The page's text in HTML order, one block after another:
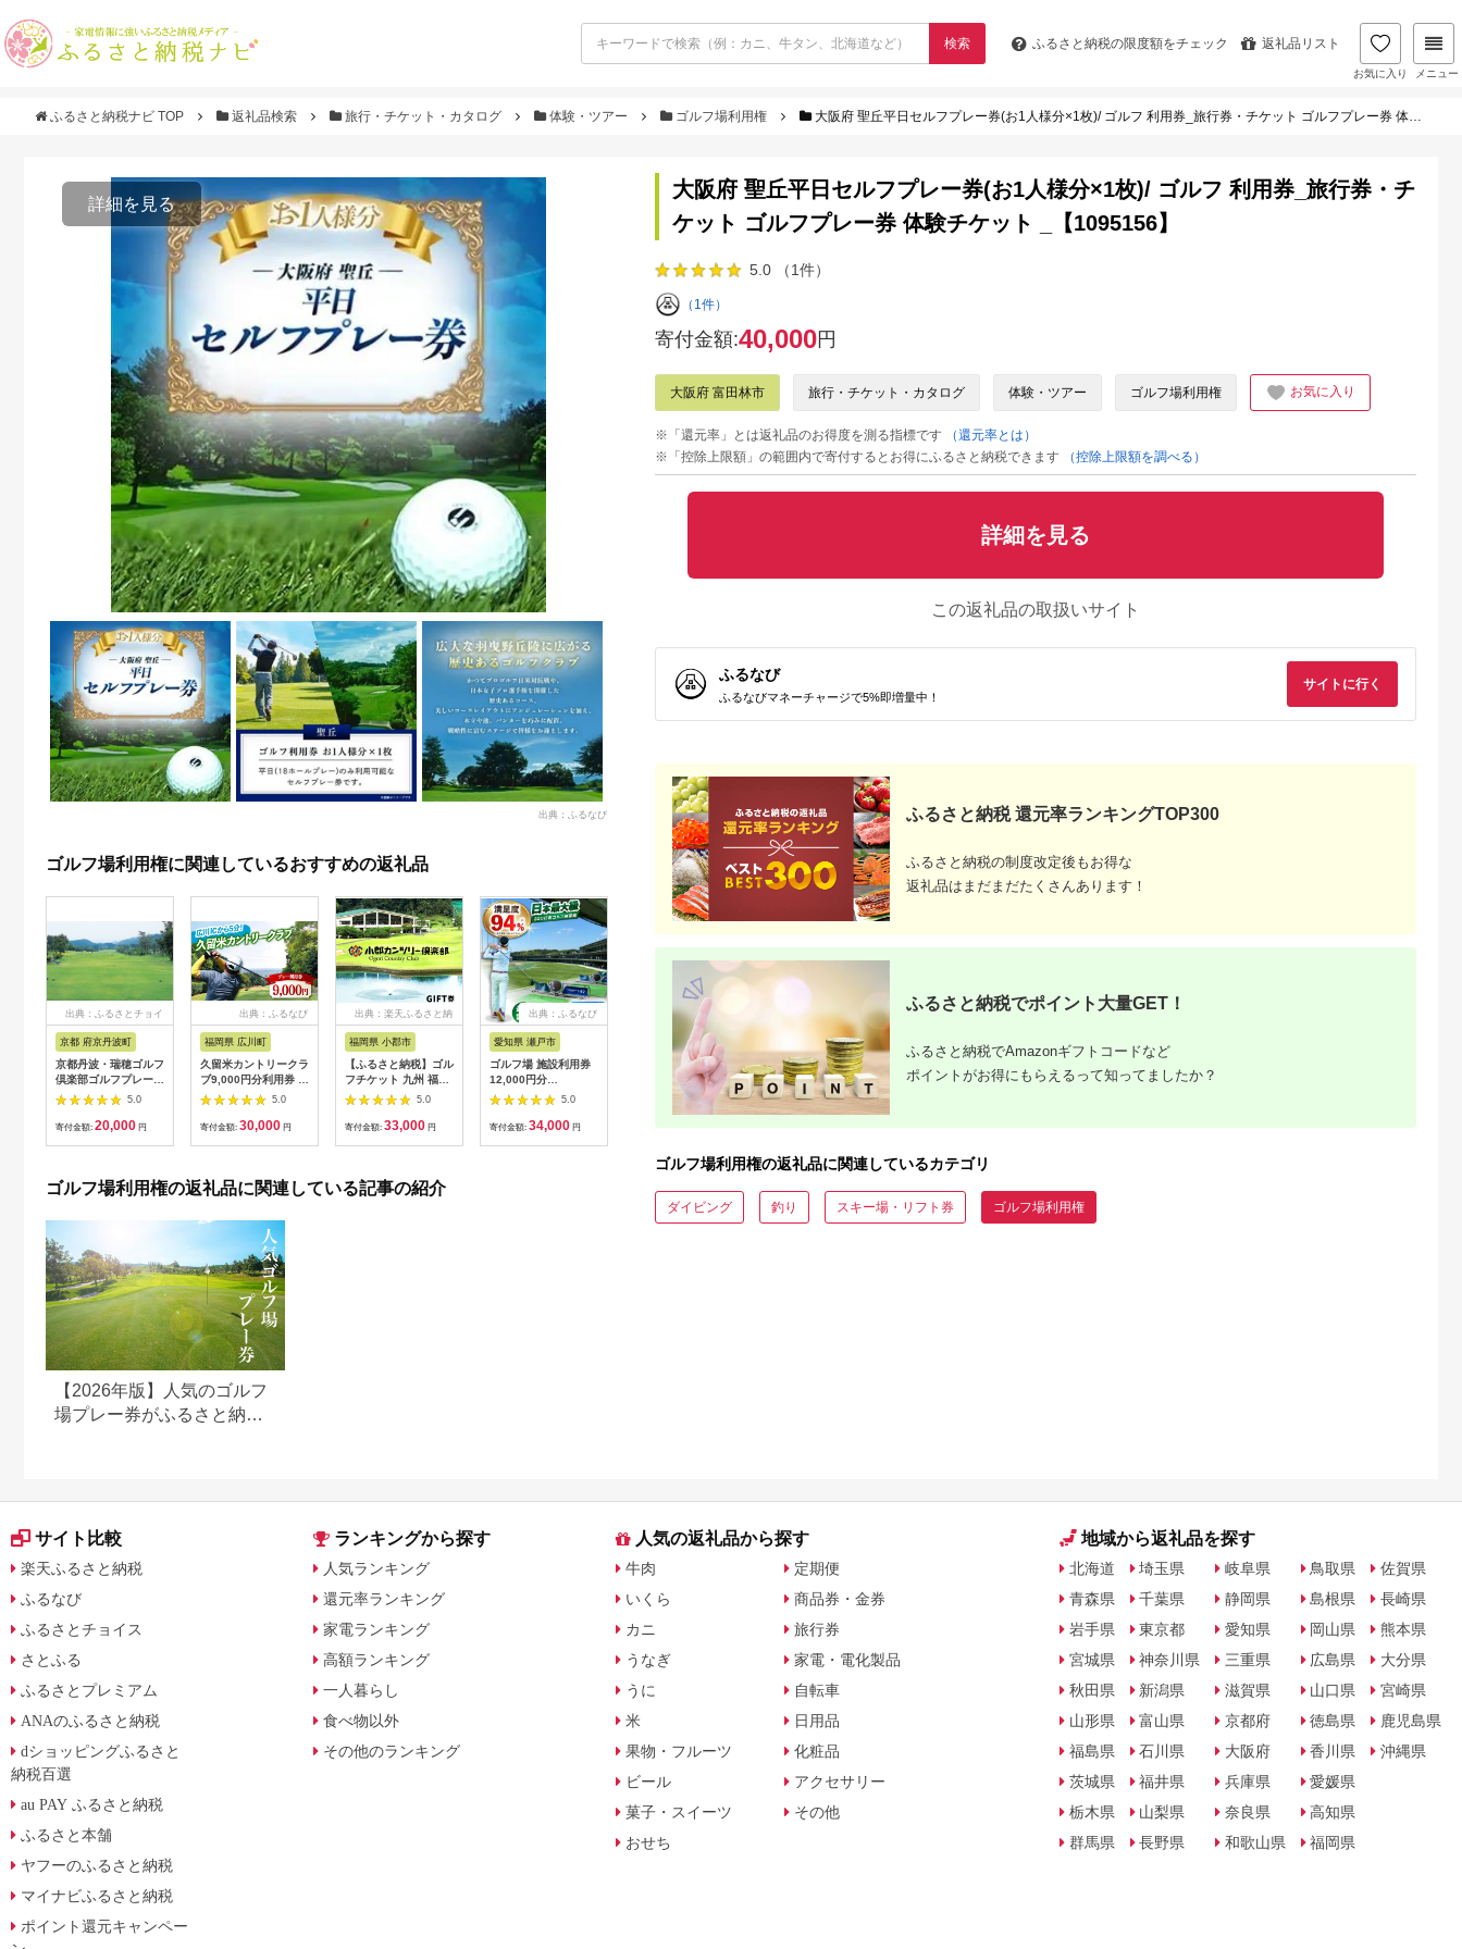
検索 ふるさと納税の限度額をチェック 返礼品リスト
お気に入り メニュー
ふるさと納税ナビ TOP 返礼品検索 旅行・チケット・カタログ 体験・ツアー ゴルフ場利用権 大阪府 聖丘平日セルフプレー券(お1人様分×1枚)/ ゴルフ 利用券_旅行券・チケット ゴルフプレー券 体験チケット _【1095156】
詳細を見る
出典：ふるなび
ゴルフ場利用権に関連しているおすすめの返礼品
出典：ふるさとチョイ
京都 府京丹波町
京都丹波・瑞穂ゴルフ
倶楽部ゴルフプレー利
用券（6,000円分）
5.0
寄付金額: 20,000 円
出典：ふるなび
福岡県 広川町
久留米カントリークラ
ブ9,000円分利用券 /
ゴルフ[AFAD007]
5.0
寄付金額: 30,000 円
出典：楽天ふるさと納
福岡県 小郡市
【ふるさと納税】ゴル
フチケット 九州 福岡
小郡カンツリー倶楽部
ギフト券 9枚 9000円
ゴルフ チケット 商品
5.0
寄付金額: 33,000 円
出典：ふるなび
愛知県 瀬戸市
ゴルフ場 施設利用券
12,000円分
[BBEC002]ゴルフ倶
楽部大樹 瀬戸店
5.0
寄付金額: 34,000 円
出典：ふるさとチョイ
高知県 芸西村
kochi黒潮カントリー
クラブ ご利用券
寄付金額:10,000円
出典：ふるなび
岐阜県 御嵩町
こぶしゴルフ倶楽部
9,000円分
[AVAO003]ゴルフ場
5.0
寄付金額:30,000円
出典：ふるなび
新潟県 新発田市
120,000円分 ゴルフ
寄付金額:400,000円
出典：ふるさとチョイ
ルフ倶楽部 ゴルフ場
寄付金額:50,000円 寄付金額:34,000円 寄付金額:10,000
ゴルフ場利用権の返礼品に関連している記事の紹介
【2026年版】人気のゴルフ
場プレー券がふるさと納税
大阪府 聖丘平日セルフプレー券(お1人様分×1枚)/ ゴルフ 利用券_旅行券・チ
ケット ゴルフプレー券 体験チケット _【1095156】
5.0 （1件）
（1件）
寄付金額:40,000円
大阪府 富田林市 旅行・チケット・カタログ 体験・ツアー ゴルフ場利用権 お気に入り
※「還元率」とは返礼品のお得度を測る指標です
（還元率とは）
※「控除上限額」の範囲内で寄付するとお得にふるさと納税できます
（控除上限額を調べる）
詳細を見る
この返礼品の取扱いサイト
ふるなび
ふるなびマネーチャージで5%即増量中！
サイトに行く
ふるさと納税 還元率ランキングTOP300
ふるさと納税の制度改定後もお得な
返礼品はまだまだたくさんあります！
ふるさと納税でポイント大量GET！
ふるさと納税でAmazonギフトコードなど
ポイントがお得にもらえるって知ってましたか？
ゴルフ場利用権の返礼品に関連しているカテゴリ
ダイビング 釣り スキー場・リフト券 ゴルフ場利用権
サイト比較
楽天ふるさと納税
ふるなび
ふるさとチョイス
さとふる
ふるさとプレミアム
ANAのふるさと納税
dショッピングふるさと
納税百選
au PAY ふるさと納税
ふるさと本舗
ヤフーのふるさと納税
マイナビふるさと納税
ポイント還元キャンペー
ランキングから探す
人気ランキング
還元率ランキング
家電ランキング
高額ランキング
一人暮らし
食べ物以外
その他のランキング
人気の返礼品から探す
牛肉
いくら
カニ
うなぎ
うに
米
果物・フルーツ
ビール
菓子・スイーツ
おせち
定期便
商品券・金券
旅行券
家電・電化製品
自転車
日用品
化粧品
アクセサリー
その他
地域から返礼品を探す
北海道
青森県
岩手県
宮城県
秋田県
山形県
福島県
茨城県
栃木県
群馬県
埼玉県
千葉県
東京都
神奈川県
新潟県
富山県
石川県
福井県
山梨県
長野県
岐阜県
静岡県
愛知県
三重県
滋賀県
京都府
大阪府
兵庫県
奈良県
和歌山県
鳥取県
島根県
岡山県
広島県
山口県
徳島県
香川県
愛媛県
高知県
福岡県
佐賀県
長崎県
熊本県
大分県
宮崎県
鹿児島県
沖縄県